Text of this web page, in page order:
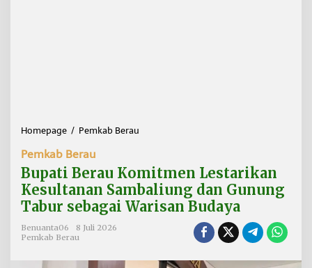
Homepage / Pemkab Berau
a
t
i
B
Pemkab Berau
Bupati Berau Komitmen Lestarikan
Kesultanan Sambaliung dan Gunung
Tabur sebagai Warisan Budaya
Benuanta06
8 Juli 2026
Pemkab Berau